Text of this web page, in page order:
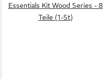
Essentials Kit Wood Series - 8
Teile (1-St)